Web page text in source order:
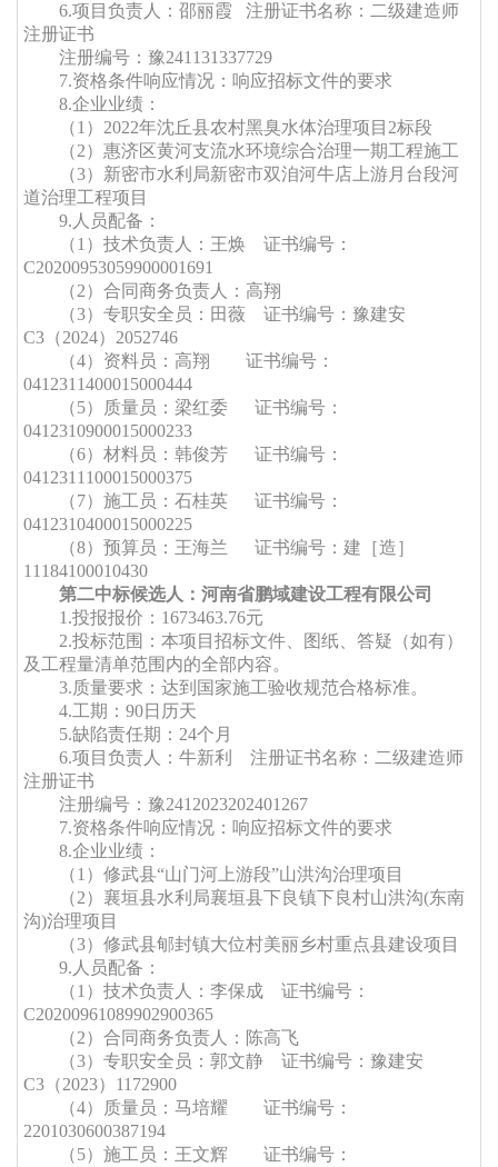
6.项目负责人：邵丽霞
注册证书名称：二级建造师
注册证书
注册编号：豫241131337729
7.资格条件响应情况：响应招标文件的要求
8.企业业绩：
（1 ） 2022年沈丘县农村黑臭水体治理项目2标段
（2）惠济区黄河支流水环境综合治理一期工程施工
（3）新密市水利局新密市双洎河牛店上游月台段河
道治理工程项目
9.人员配备：
（1 ）技术负责人：王焕
证书编号：
C20200953059900001691
（2）合同商务负责人：高翔
（3）专职安全员：田薇 证书编号：豫建安
C3（2024）2052746
（4）资料员：高翔 证书编号：
0412311400015000444
（5）质量员：梁红委
证书编号：
0412310900015000233
（6）材料员：韩俊芳
证书编号：
0412311100015000375
（7）施工员：石桂英
证书编号：
0412310400015000225
（8）预算员：王海兰
证书编号：建［造］
11184100010430
第二中标候选人：河南省鹏域建设工程有限公司
1.投报报价 ： 1673463.76元
2.投标范围：本项目招标文件、图纸、答疑（如有）
及工程量清单范围内的全部内容。
3.质量要求：达到国家施工验收规范合格标准。
4.工期 ： 90日历天
5.缺陷责任期： 24个月
6.项目负责人：牛新利
注册证书名称：二级建造师
注册证书
注册编号：豫2412023202401267
7.资格条件响应情况：响应招标文件的要求
8.企业业绩：
（1）修武县“山门河上游段”山洪沟治理项目
（2）襄垣县水利局襄垣县下良镇下良村山洪沟(东南
沟)治理项目
（3）修武县郇封镇大位村美丽乡村重点县建设项目
9.人员配备：
（1 ）技术负责人：李保成
证书编号：
C20200961089902900365
（2）合同商务负责人：陈高飞
（3）专职安全员：郭文静 证书编号：豫建安
C3（2023）1172900
（4）质量员：马培耀
证书编号：
2201030600387194
（5）施工员：王文辉
证书编号：